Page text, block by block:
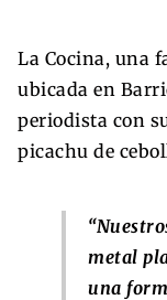
La Cocina, una
ubicada en
periodista con
picachu de
metal
una